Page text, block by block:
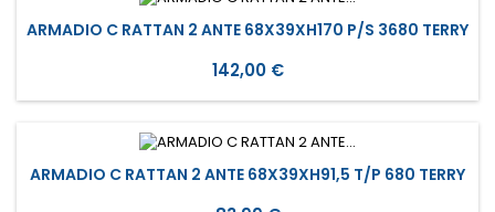
ARMADIO C RATTAN 2 ANTE 68X39XH170 P/S 3680 TERRY
Prezzo
142,00 €
ARMADIO C RATTAN 2 ANTE 68X39XH91,5 T/P 680 TERRY